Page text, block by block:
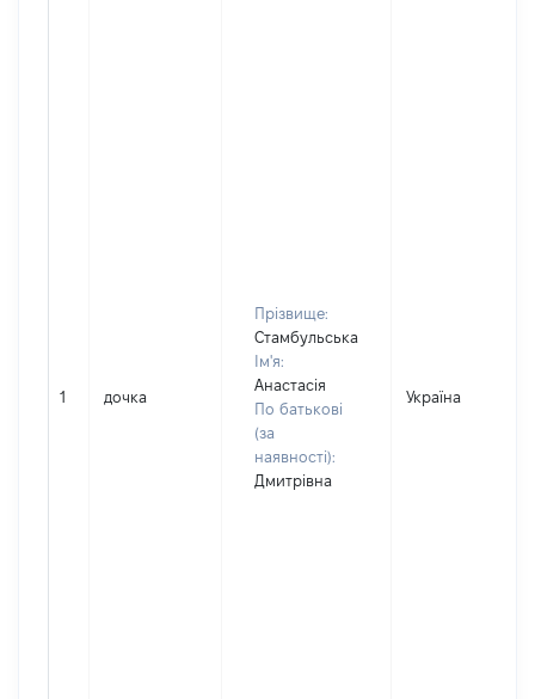
1 дочка
Прізвище:
Стамбульська
Ім'я:
Анастасія
По батькові
(за
наявності):
Дмитрівна
Україна